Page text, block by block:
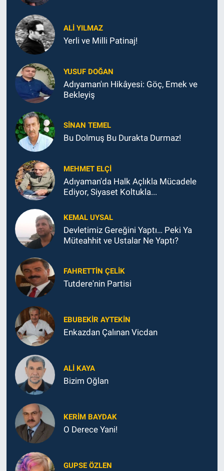
ALI YILMAZ
Yerli ve Milli Patinaj!
YUSUF DOĞAN
Adıyaman'ın Hikâyesi: Göç, Emek ve
Bekleyiş
SINAN TEMEL
Bu Dolmuş Bu Durakta Durmaz!
MEHMET ELÇI
Adıyaman'da Halk Açlıkla Mücadele
Ediyor, Siyaset Koltukla...
KEMAL UYSAL
Devletimiz Gereğini Yaptı… Peki Ya
Müteahhit ve Ustalar Ne Yaptı?
FAHRETTIN ÇELİK
Tutdere'nin Partisi
EBUBEKIR AYTEKIN
Enkazdan Çalınan Vicdan
ALI KAYA
Bizim Oğlan
KERIM BAYDAK
O Derece Yani!
GUPSE ÖZLEN